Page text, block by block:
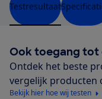
Testresultaat
Ook toegang tot
Ontdek het beste
vergelijk producten
Bekijk hier hoe wij testen